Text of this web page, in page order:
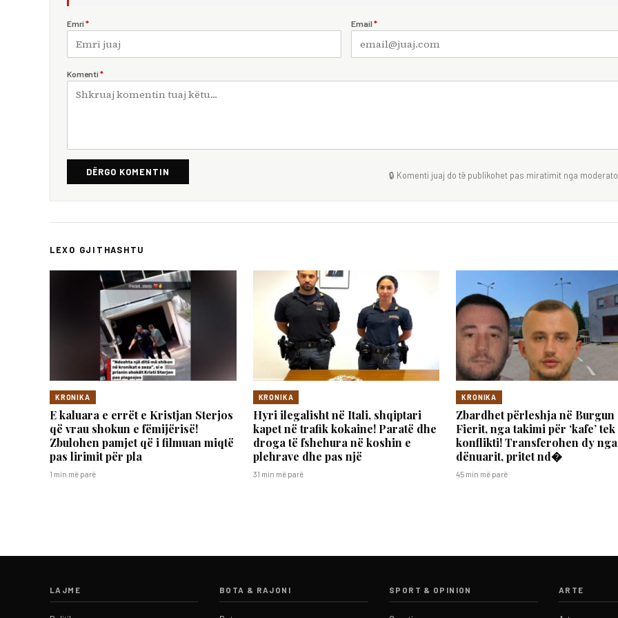
Emri * Email *
Komenti *
DËRGO KOMENTIN 🔒 Komenti juaj do të publikohet pas miratimit nga
LEXO GJITHASHTU
KRONIKA
E kaluara e errët e Kristjan Sterjos
që vrau shokun e fëmijërisë!
Zbulohen pamjet që i filmuan miqtë
pas lirimit për pla
1 min më parë
KRONIKA
Hyri ilegalisht në Itali, shqiptari
kapet në trafik kokaine! Paratë dhe
droga të fshehura në koshin e
plehrave dhe pas një
31 min më parë
KRONIKA
Zbardhet përleshja në Burgun
Fierit, nga takimi për ‘kafe’ tek
konflikti! Transferohen dy
dënuarit, pritet nd�
45 min më parë
LAJME BOTA & RAJONI SPORT & OPINION ARTE